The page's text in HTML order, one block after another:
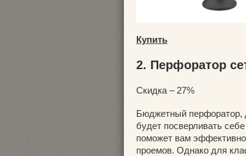
Купить
2. Перфоратор
Скидка – 27%
Бюджетный перфоратор,
будет посверливать
поможет вам
проемов. Однако для